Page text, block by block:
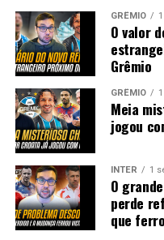
GRÊMIO
O valor
Grêmio
GRÊMIO
Meia
jogou
INTER 1
O
perde
que